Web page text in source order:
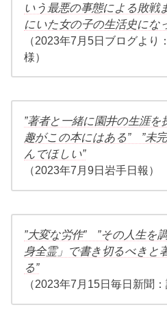
いう最悪の事態による敗戦
にいた女の子の生活史にな
（2023年7月5日ブログより
様）
”著者と一緒に園井の生涯
趣がこの本にはある” ”未
んでほしい”
（2023年7月9日岩手日報）
”大変な労作” ”その人生を
身全霊」で書き切るべきと
る”
（2023年7月15日毎日新聞